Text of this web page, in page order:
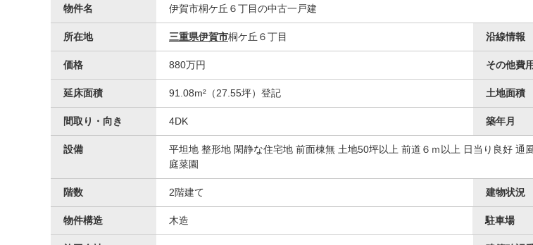
物件名 伊賀市桐ケ丘６丁目の中古一戸建
所在地 三重県伊賀市桐ケ丘６丁目 沿線情報
価格 880万円 その他費用
延床面積 91.08m²（27.55坪）登記 土地面積
間取り・向き 4DK 築年月
設備
平坦地 整形地 閑静な住宅地 前面棟無 土地50坪以上 前道６ｍ以上 日当り良好
庭菜園
階数 2階建て 建物状況
物件構造 木造 駐車場